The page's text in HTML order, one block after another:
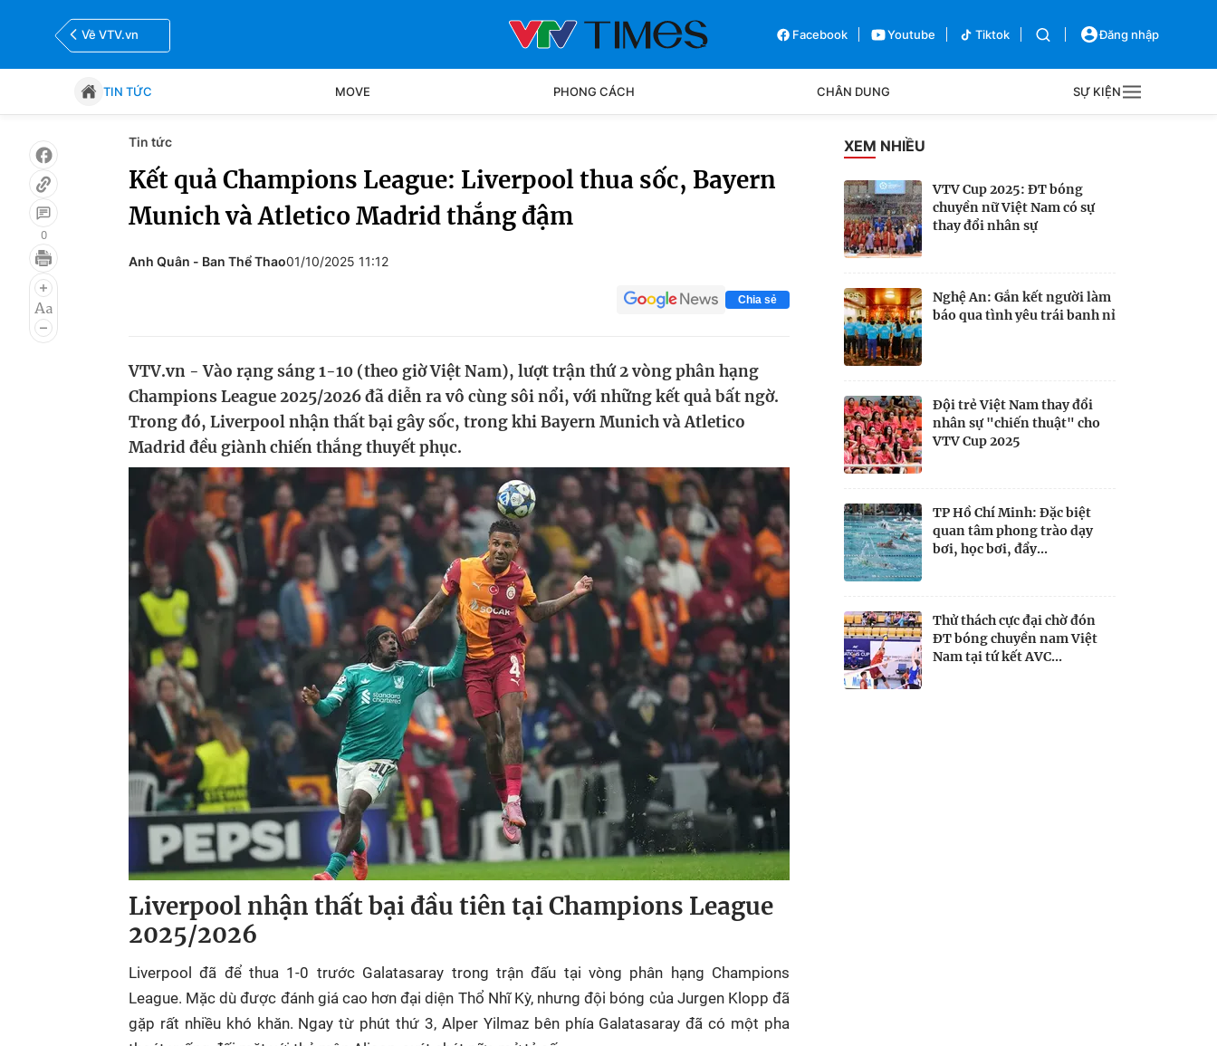
Về VTV.vn Facebook Youtube Tiktok Đăng nhập
TIN TỨC MOVE PHONG CÁCH CHÂN DUNG SỰ KIỆN
Tin tức
Bóng đá Thể thao Điện tử Các môn khác Bên lề
0
Tin tức
Kết quả Champions League: Liverpool thua sốc, Bayern
Munich và Atletico Madrid thắng đậm
Anh Quân - Ban Thể Thao01/10/2025 11:12
Chia sẻ
VTV.vn - Vào rạng sáng 1-10 (theo giờ Việt Nam), lượt trận thứ 2 vòng phân hạng
Champions League 2025/2026 đã diễn ra vô cùng sôi nổi, với những kết quả bất ngờ.
Trong đó, Liverpool nhận thất bại gây sốc, trong khi Bayern Munich và Atletico
Madrid đều giành chiến thắng thuyết phục.
Liverpool nhận thất bại đầu tiên tại Champions League
2025/2026
Liverpool đã để thua 1-0 trước Galatasaray trong trận đấu tại vòng phân hạng Champions
League. Mặc dù được đánh giá cao hơn đại diện Thổ Nhĩ Kỳ, nhưng đội bóng của Jurgen Klopp đã
gặp rất nhiều khó khăn. Ngay từ phút thứ 3, Alper Yilmaz bên phía Galatasaray đã có một pha
XEM NHIỀU
VTV Cup 2025: ĐT bóng
chuyền nữ Việt Nam có sự
thay đổi nhân sự
Nghệ An: Gắn kết người làm
báo qua tình yêu trái banh nỉ
Đội trẻ Việt Nam thay đổi
nhân sự "chiến thuật" cho
VTV Cup 2025
TP Hồ Chí Minh: Đặc biệt
quan tâm phong trào dạy
bơi, học bơi, đẩy...
Thử thách cực đại chờ đón
ĐT bóng chuyền nam Việt
Nam tại tứ kết AVC...